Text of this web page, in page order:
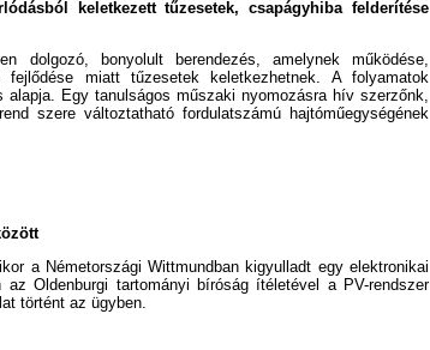
keletkezett tűzesetek, csapágyhiba felderítése
dolgozó, bonyolult berendezés, amelynek működése,
miatt tűzesetek keletkezhetnek. A folyamatok
Egy tanulságos műszaki nyomozásra hív szerzőnk,
szere változtatható fordulatszámú hajtóműegységének
a Németországi Wittmundban kigyulladt egy elektronikai
Oldenburgi tartományi bíróság ítéletével a PV-rendszer
történt az ügyben.